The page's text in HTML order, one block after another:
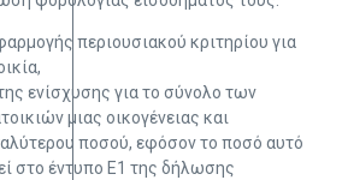
περιουσιακού κριτηρίου για
ενίσχυσης για το σύνολο των
μιας οικογένειας και
ποσού, εφόσον το ποσό αυτό
στο έντυπο Ε1 της δήλωσης